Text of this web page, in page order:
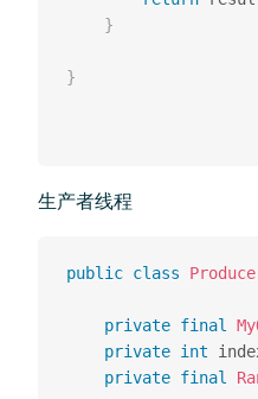
}
}
生产者线程
public class
private final
private int
private final